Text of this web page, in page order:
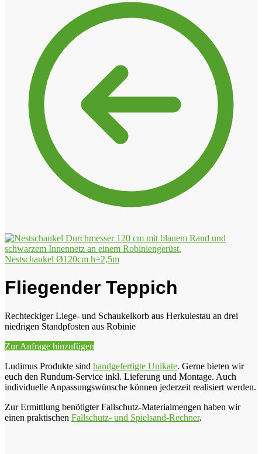
Nestschaukel Ø120cm h=2,5m
Fliegender Teppich
Rechteckiger Liege- und Schaukelkorb aus Herkulestau an drei
niedrigen Standpfosten aus Robinie
Zur Anfrage hinzufügen
Ludimus Produkte sind handgefertigte Unikate. Gerne bieten wir
euch den Rundum-Service inkl. Lieferung und Montage. Auch
individuelle Anpassungswünsche können jederzeit realisiert werden.
Zur Ermittlung benötigter Fallschutz-Materialmengen haben wir
einen praktischen Fallschutz- und Spielsand-Rechner.